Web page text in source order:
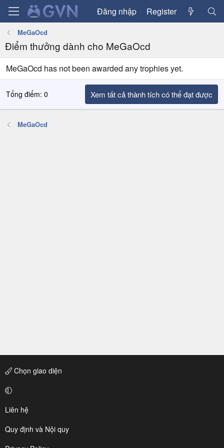
Đăng nhập Register
MeGaOcd
Điểm thưởng dành cho MeGaOcd
MeGaOcd has not been awarded any trophies yet.
Tổng điểm: 0 Xem tất cả thành tích có thể đạt được
MeGaOcd
Chọn giao diện
Liên hệ
Quy định và Nội quy